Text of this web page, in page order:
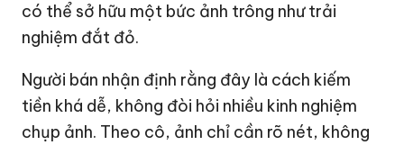
có thể sở hữu một bức ảnh trông như trải
nghiệm đắt đỏ.
Người bán nhận định rằng đây là cách kiếm
tiền khá dễ, không đòi hỏi nhiều kinh nghiệm
chụp ảnh. Theo cô, ảnh chỉ cần rõ nét, không